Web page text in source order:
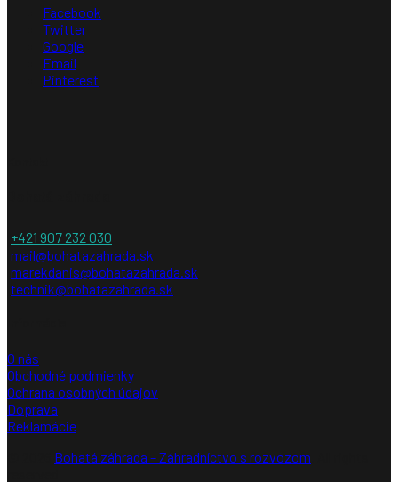
Facebook
Twitter
Google
Email
Pinterest
+421 907 232 030
mail@bohatazahrada.sk
marekdanis@bohatazahrada.sk
technik@bohatazahrada.sk
O nás
Obchodné podmienky
Ochrana osobných údajov
Doprava
Reklamácie
Bohatá záhrada – Záhradníctvo s rozvozom